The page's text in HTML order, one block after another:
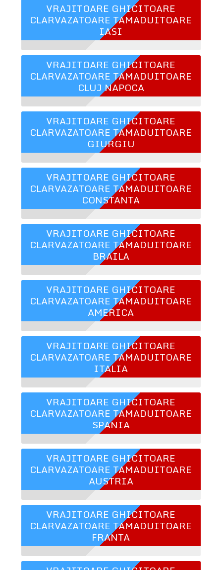
VRAJITOARE GHICITOARE
CLARVAZATOARE TAMADUITOARE
IASI
VRAJITOARE GHICITOARE
CLARVAZATOARE TAMADUITOARE
CLUJ NAPOCA
VRAJITOARE GHICITOARE
CLARVAZATOARE TAMADUITOARE
GIURGIU
VRAJITOARE GHICITOARE
CLARVAZATOARE TAMADUITOARE
CONSTANTA
VRAJITOARE GHICITOARE
CLARVAZATOARE TAMADUITOARE
BRAILA
VRAJITOARE GHICITOARE
CLARVAZATOARE TAMADUITOARE
AMERICA
VRAJITOARE GHICITOARE
CLARVAZATOARE TAMADUITOARE
ITALIA
VRAJITOARE GHICITOARE
CLARVAZATOARE TAMADUITOARE
SPANIA
VRAJITOARE GHICITOARE
CLARVAZATOARE TAMADUITOARE
AUSTRIA
VRAJITOARE GHICITOARE
CLARVAZATOARE TAMADUITOARE
FRANTA